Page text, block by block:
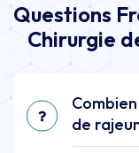
Questions
Chirurgie
de